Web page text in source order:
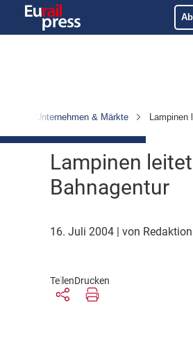
Unternehmen & Märkte Lampinen
Lampinen leitet
Bahnagentur
16. Juli 2004 | von
TeilenDrucken